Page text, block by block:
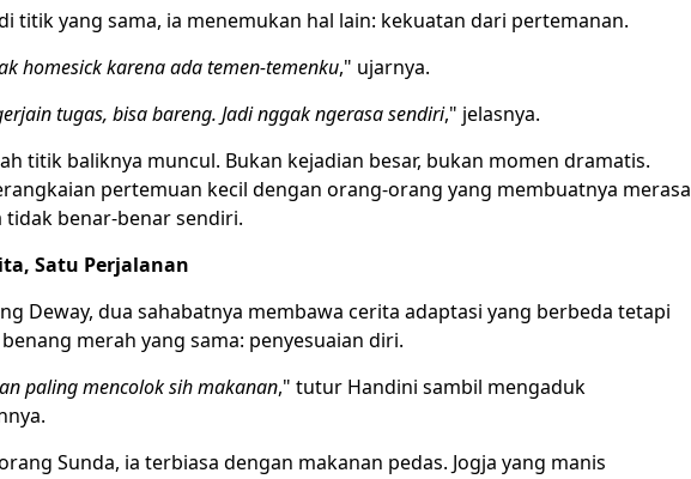
titik yang sama, ia menemukan hal lain: kekuatan dari pertemanan.
homesick karena ada temen-temenku," ujarnya.
tugas, bisa bareng. Jadi nggak ngerasa sendiri," jelasnya.
titik baliknya muncul. Bukan kejadian besar, bukan momen dramatis.
pertemuan kecil dengan orang-orang yang membuatnya merasa
tidak benar-benar sendiri.
Satu Perjalanan
Deway, dua sahabatnya membawa cerita adaptasi yang berbeda tetapi
merah yang sama: penyesuaian diri.
paling mencolok sih makanan," tutur Handini sambil mengaduk
Sunda, ia terbiasa dengan makanan pedas. Jogja yang manis